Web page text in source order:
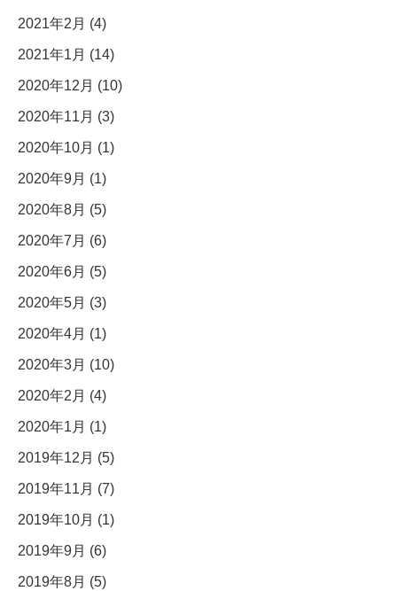
2021年2月 (4)
2021年1月 (14)
2020年12月 (10)
2020年11月 (3)
2020年10月 (1)
2020年9月 (1)
2020年8月 (5)
2020年7月 (6)
2020年6月 (5)
2020年5月 (3)
2020年4月 (1)
2020年3月 (10)
2020年2月 (4)
2020年1月 (1)
2019年12月 (5)
2019年11月 (7)
2019年10月 (1)
2019年9月 (6)
2019年8月 (5)